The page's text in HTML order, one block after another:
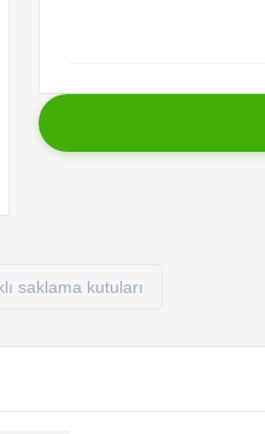
saklama kutuları